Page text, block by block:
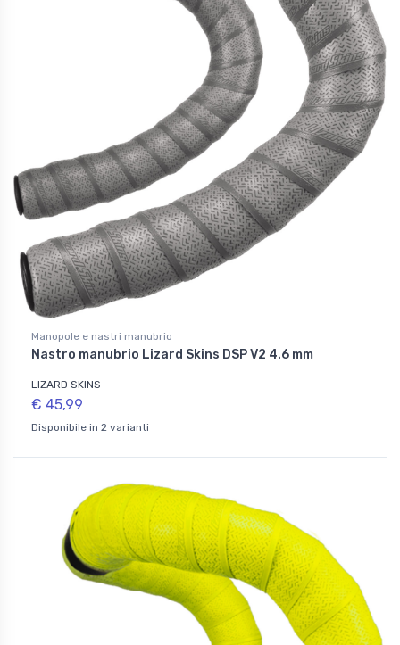
Manopole e nastri manubrio
Nastro manubrio Lizard Skins DSP V2 4.6 mm
LIZARD SKINS
€ 45,99
Disponibile in 2 varianti